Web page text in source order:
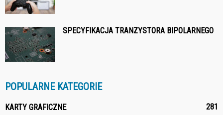
SPECYFIKACJA TRANZYSTORA BIPOLARNEGO
POPULARNE KATEGORIE
KARTY GRAFICZNE 281